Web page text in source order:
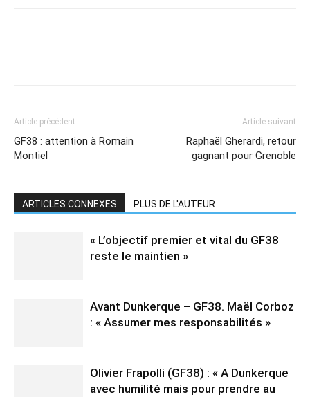
Article précédent
GF38 : attention à Romain
Montiel
Article suivant
Raphaël Gherardi, retour
gagnant pour Grenoble
ARTICLES CONNEXES PLUS DE L'AUTEUR
« L’objectif premier et vital du GF38
reste le maintien »
Avant Dunkerque – GF38. Maël Corboz
: « Assumer mes responsabilités »
Olivier Frapolli (GF38) : « A Dunkerque
avec humilité mais pour prendre au